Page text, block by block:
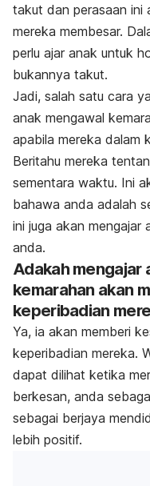
takut dan perasaan ini
mereka membesar.
perlu ajar anak untuk
bukannya takut.
Jadi, salah satu cara
anak mengawal
apabila mereka dalam
Beritahu mereka
sementara waktu. Ini
bahawa anda adalah
ini juga akan mengajar
anda.
Adakah mengajar
kemarahan akan
keperibadian
Ya, ia akan memberi
keperibadian mereka.
dapat dilihat ketika
berkesan, anda
sebagai berjaya
lebih positif.